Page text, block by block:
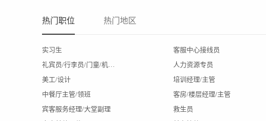
热门职位 热门地区
实习生 客服中心接线员
礼宾员/行李员/门童/机场代表
人力资源专员
美工/设计
培训经理/主管
中餐厅主管/领班
客房/楼层经理/主管
宾客服务经理/大堂副理
救生员